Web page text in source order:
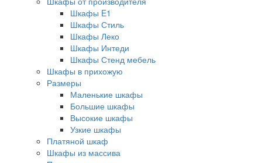
Шкафы E1
Шкафы Стиль
Шкафы Леко
Шкафы Интеди
Шкафы Стенд мебель
Шкафы в прихожую
Размеры
Маленькие шкафы
Большие шкафы
Высокие шкафы
Узкие шкафы
Платяной шкаф
Шкафы из массива